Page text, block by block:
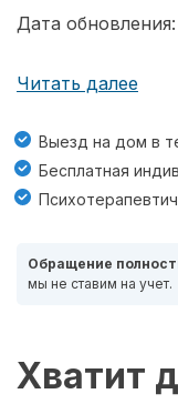
Дата
Читать далее
Выезд на дом в
Бесплатная
Обращение
мы не ставим на учет.
Хватит